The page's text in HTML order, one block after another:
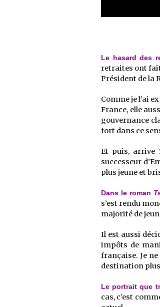
Le hasard des
retraites ont
Président de la
Comme je l’ai
France, elle
gouvernance
fort dans ce
Et puis, arrive
successeur
plus jeune et
Dans le roman
s’est rendu
majorité de
Il est aussi
impôts de
française. Je
destination
Le portrait que
cas, c’est